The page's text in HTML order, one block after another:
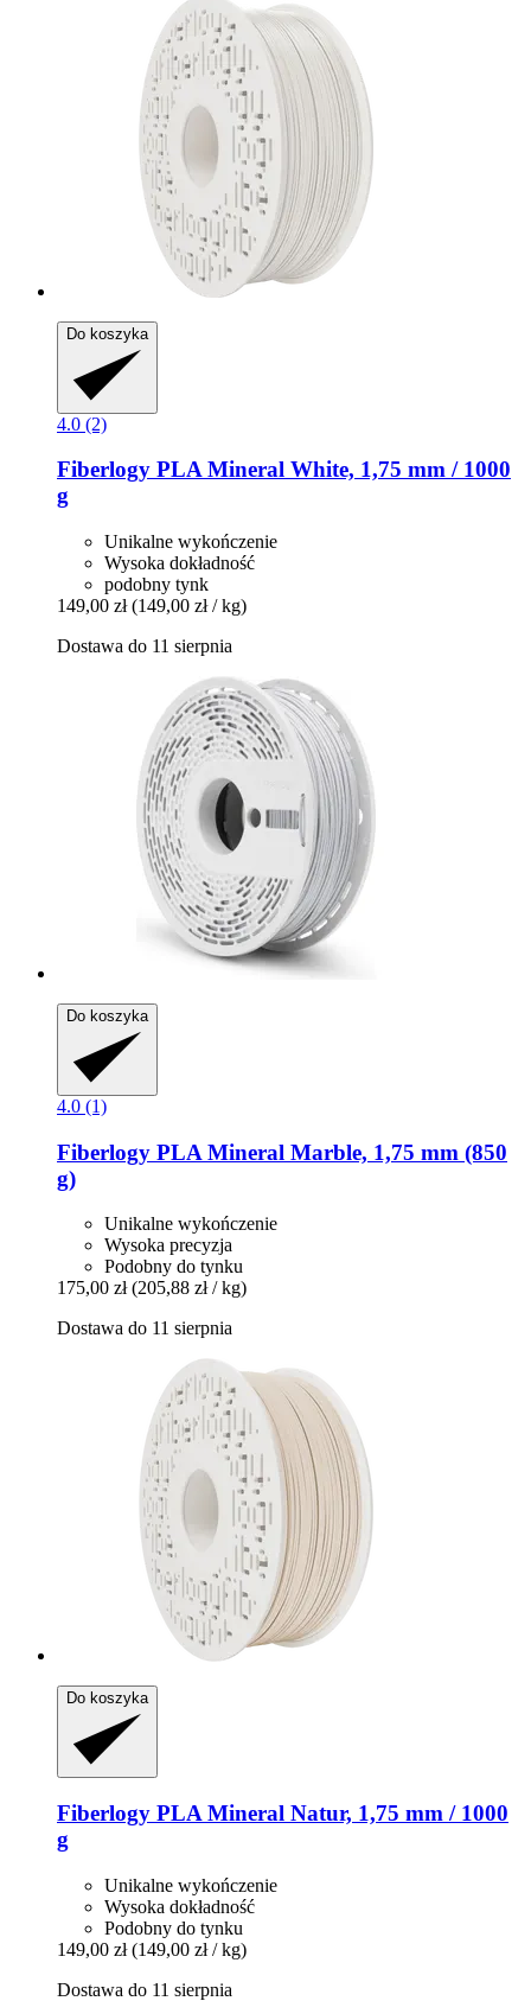
Do koszyka
4.0 (2)
Fiberlogy PLA Mineral White, 1,75 mm / 1000
g
Unikalne wykończenie
Wysoka dokładność
podobny tynk
149,00 zł (149,00 zł / kg)
Dostawa do 11 sierpnia
Do koszyka
4.0 (1)
Fiberlogy PLA Mineral Marble, 1,75 mm (850
g)
Unikalne wykończenie
Wysoka precyzja
Podobny do tynku
175,00 zł (205,88 zł / kg)
Dostawa do 11 sierpnia
Do koszyka
Fiberlogy PLA Mineral Natur, 1,75 mm / 1000
g
Unikalne wykończenie
Wysoka dokładność
Podobny do tynku
149,00 zł (149,00 zł / kg)
Dostawa do 11 sierpnia